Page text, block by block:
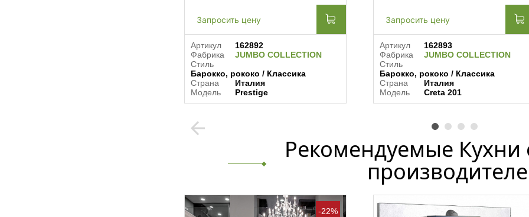
Запросить цену
Артикул
162892
Фабрика
JUMBO COLLECTION
Стиль
Барокко, рококо / Классика
Страна
Италия
Модель
Prestige
Запросить цену
Артикул
162893
Фабрика
JUMBO COLLECTION
Стиль
Барокко, рококо / Классика
Страна
Италия
Модель
Creta 201
arrow_back
Рекомендуемые Кухни
-22%